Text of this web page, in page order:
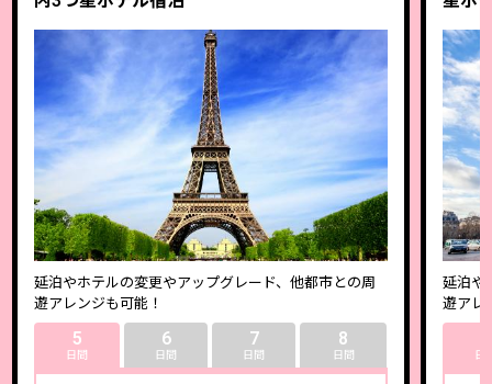
延泊やホテルの変更やアップグレード、他都市との周
遊アレンジも可能！
5
日間
6
日間
7
日間
8
日間
延泊や
遊アレ
日